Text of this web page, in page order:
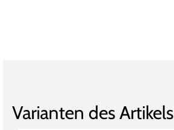
Varianten des Artikels